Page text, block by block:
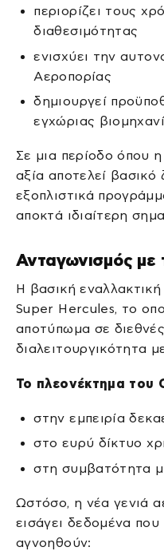
περιορίζει τους
διαθεσιμότητας
ενισχύει την
Αεροπορίας
δημιουργεί
εγχώριας
Σε μια περίοδο όπου
αξία αποτελεί
εξοπλιστικά
αποκτά ιδιαίτερη
Ανταγωνισμός με
Η βασική
Super Hercules, το
αποτύπωμα σε
διαλειτουργικότητα
Το πλεονέκτημα του
στην εμπειρία
στο ευρύ δίκτυο
στη συμβατότητα
Ωστόσο, η νέα γενιά
εισάγει δεδομένα
αγνοηθούν: